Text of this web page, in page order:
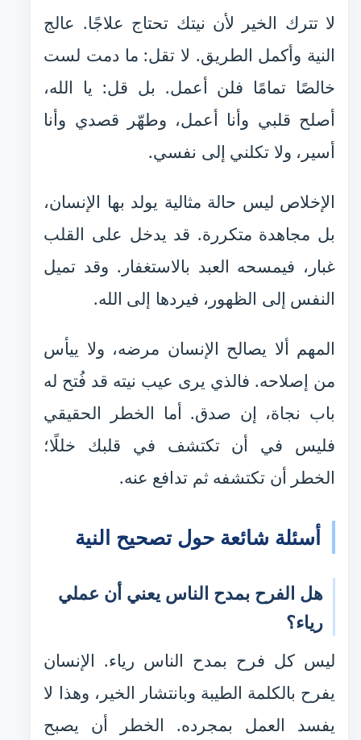
لا تترك الخير لأن نيتك تحتاج علاجًا. عالج
النية وأكمل الطريق. لا تقل: ما دمت لست
خالصًا تمامًا فلن أعمل. بل قل: يا الله،
أصلح قلبي وأنا أعمل، وطهّر قصدي وأنا
أسير، ولا تكلني إلى نفسي.
الإخلاص ليس حالة مثالية يولد بها الإنسان،
بل مجاهدة متكررة. قد يدخل على القلب
غبار، فيمسحه العبد بالاستغفار. وقد تميل
النفس إلى الظهور، فيردها إلى الله.
المهم ألا يصالح الإنسان مرضه، ولا ييأس
من إصلاحه. فالذي يرى عيب نيته قد فُتح له
باب نجاة، إن صدق. أما الخطر الحقيقي
فليس في أن تكتشف في قلبك خللًا؛
الخطر أن تكتشفه ثم تدافع عنه.
أسئلة شائعة حول تصحيح النية
هل الفرح بمدح الناس يعني أن عملي
رياء؟
ليس كل فرح بمدح الناس رياء. الإنسان
يفرح بالكلمة الطيبة وبانتشار الخير، وهذا لا
يفسد العمل بمجرده. الخطر أن يصبح